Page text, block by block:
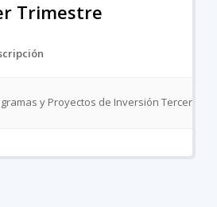
Trimestre
y Proyectos de Inversión Tercer